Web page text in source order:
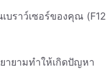
บราว์เซอร์ของคุณ (F12
ายามทำให้เกิดปัญหา